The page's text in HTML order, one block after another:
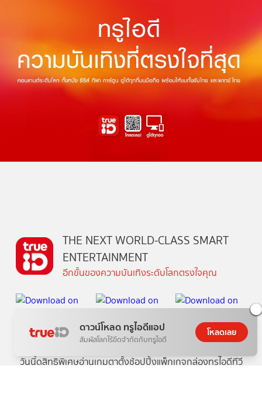
ดาวน์โหลด ทรูไอดีแอป
สัมผัสโลกไร้ขีดจำกัดกับทรูไอดี
โหลดเลย
THE NEXT WORLD-CLASS SMART
ENTERTAINMENT
อีกขั้นของความบันเทิงระดับโลกตรงใจคุณ
วันนี้ดูสิทธิพิเศษอ่านเกมตาตั้งช้อปปิ้งแพ็กเกจกล่องทรูไอดีทีวี